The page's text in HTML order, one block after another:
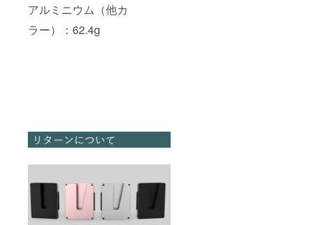
アルミニウム（他カ
ラー）：62.4g